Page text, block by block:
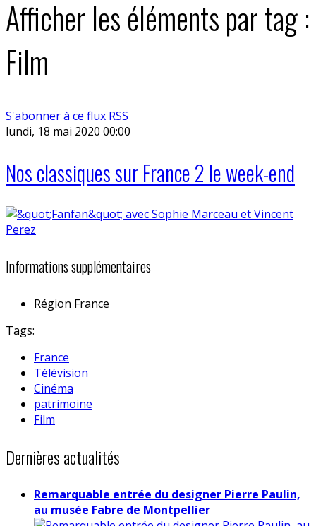
Afficher les éléments par tag :
Film
S'abonner à ce flux RSS
lundi, 18 mai 2020 00:00
Nos classiques sur France 2 le week-end
Informations supplémentaires
Région France
Tags:
France
Télévision
Cinéma
patrimoine
Film
Dernières actualités
Remarquable entrée du designer Pierre Paulin,
au musée Fabre de Montpellier